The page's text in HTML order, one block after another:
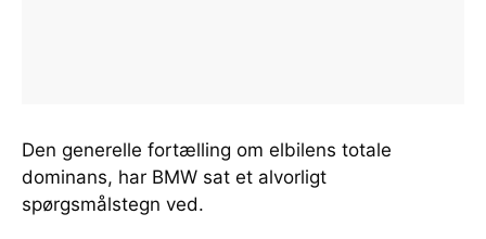
Den generelle fortælling om elbilens totale
dominans, har BMW sat et alvorligt
spørgsmålstegn ved.